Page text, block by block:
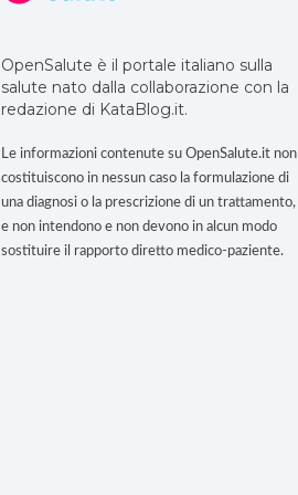
OpenSalute è il portale italiano sulla
salute nato dalla collaborazione con la
redazione di KataBlog.it.
Le informazioni contenute su OpenSalute.it non
costituiscono in nessun caso la formulazione di
una diagnosi o la prescrizione di un trattamento,
e non intendono e non devono in alcun modo
sostituire il rapporto diretto medico-paziente.